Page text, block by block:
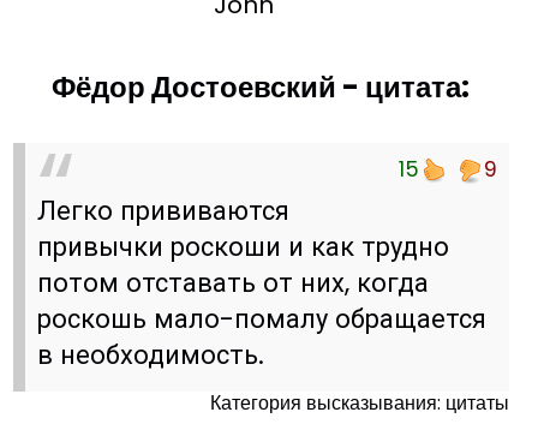
Фёдор Достоевский - цитата:
15 9
Легко прививаются
привычки роскоши и как трудно
потом отставать от них, когда
роскошь мало-помалу обращается
в необходимость.
Категория высказывания: цитаты